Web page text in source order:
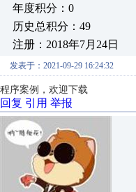
年度积分：0
历史总积分：49
注册：2018年7月24日
发表于：2021-09-29 16:24:32
程序案例 ，欢迎下载
回复 引用 举报